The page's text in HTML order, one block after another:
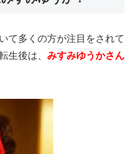
て多くの方が注目をされて
生後は、 みすみゆうかさん